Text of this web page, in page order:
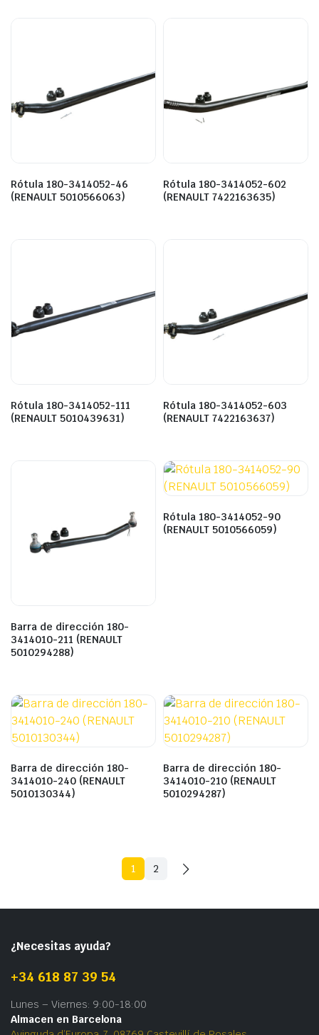
Rótula 180-3414052-46
(RENAULT 5010566063)
Rótula 180-3414052-602
(RENAULT 7422163635)
Rótula 180-3414052-111
(RENAULT 5010439631)
Rótula 180-3414052-603
(RENAULT 7422163637)
Barra de dirección 180-
3414010-211 (RENAULT
5010294288)
Rótula 180-3414052-90
(RENAULT 5010566059)
Barra de dirección 180-
3414010-240 (RENAULT
5010130344)
Barra de dirección 180-
3414010-210 (RENAULT
5010294287)
1 2
¿Necesitas ayuda?
+34 618 87 39 54
Lunes – Viernes: 9:00-18:00
Almacen en Barcelona